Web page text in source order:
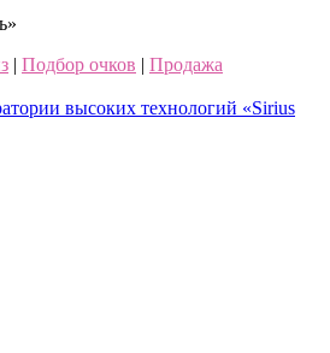
| Подбор очков | Продажа
высоких технологий «Sirius